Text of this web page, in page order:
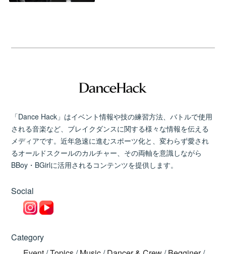
「Dance Hack」はイベント情報や技の練習方法、バトルで使用
される音楽など、ブレイクダンスに関する様々な情報を伝える
メディアです。近年急速に進むスポーツ化と、変わらず愛され
るオールドスクールのカルチャー、その両軸を意識しながら
BBoy・BGirlに活用されるコンテンツを提供します。
Social
Category